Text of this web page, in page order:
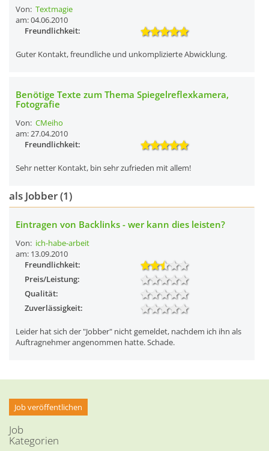
Von: Textmagie
am: 04.06.2010
Freundlichkeit:
Guter Kontakt, freundliche und unkomplizierte Abwicklung.
Benötige Texte zum Thema Spiegelreflexkamera,
Fotografie
Von: CMeiho
am: 27.04.2010
Freundlichkeit:
Sehr netter Kontakt, bin sehr zufrieden mit allem!
als Jobber (1)
Eintragen von Backlinks - wer kann dies leisten?
Von: ich-habe-arbeit
am: 13.09.2010
Freundlichkeit:
Preis/Leistung:
Qualität:
Zuverlässigkeit:
Leider hat sich der "Jobber" nicht gemeldet, nachdem ich ihn als
Auftragnehmer angenommen hatte. Schade.
Job veröffentlichen
Job
Kategorien